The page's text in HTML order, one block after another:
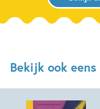
Bekijk ook eens